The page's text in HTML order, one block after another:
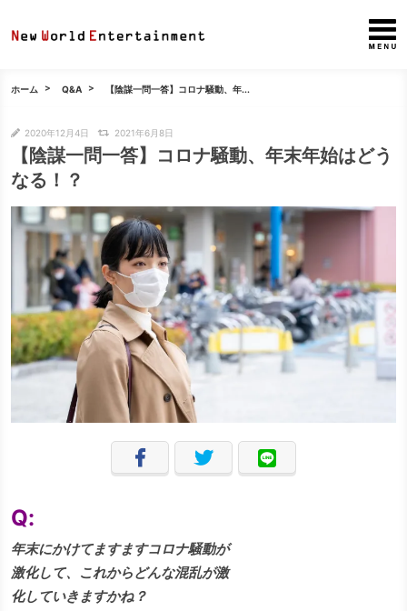
ホーム Q&A 【陰謀一問一答】コロナ騒動、年...
2020年12月4日 2021年6月8日
【陰謀一問一答】コロナ騒動、年末年始はどう
なる！？
Q:
年末にかけてますますコロナ騒動が
激化して、これからどんな混乱が激
化していきますかね？